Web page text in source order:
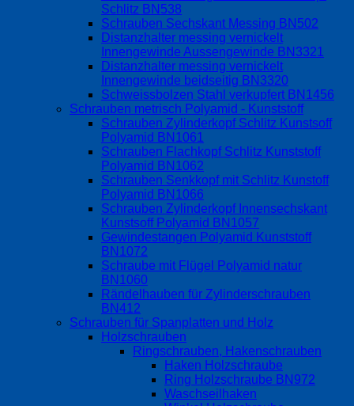
Schlitz BN538
Schrauben Sechskant Messing BN502
Distanzhalter messing vernickelt
Innengewinde Aussengewinde BN3321
Distanzhalter messing vernickelt
Innengewinde beidseitig BN3320
Schweissbolzen Stahl verkupfert BN1456
Schrauben metrisch Polyamid - Kunststoff
Schrauben Zylinderkopf Schlitz Kunstsoff
Polyamid BN1061
Schrauben Flachkopf Schlitz Kunststoff
Polyamid BN1062
Schrauben Senkkopf mit Schlitz Kunstoff
Polyamid BN1066
Schrauben Zylinderkopf Innensechskant
Kunstsoff Polyamid BN1057
Gewindestangen Polyamid Kunststoff
BN1072
Schraube mit Flügel Polyamid natur
BN1060
Rändelhauben für Zylinderschrauben
BN412
Schrauben für Spanplatten und Holz
Holzschrauben
Ringschrauben, Hakenschrauben
Haken Holzschraube
Ring Holzschraube BN972
Waschseilhaken